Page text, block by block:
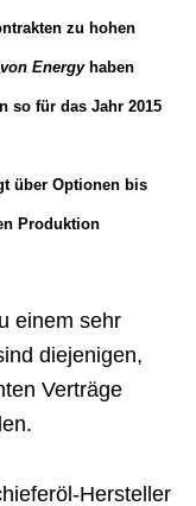
zu hohen
Energyhaben
so für das Jahr 2015
über Optionen bis
Produktion
einem sehr
diejenigen,
Verträge
Hersteller